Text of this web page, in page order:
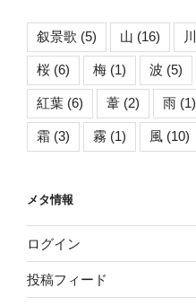
叙景歌 (5) 山 (16) 川
桜 (6) 梅 (1) 波 (5)
紅葉 (6) 葦 (2) 雨 (1)
霜 (3) 霧 (1) 風 (10)
メタ情報
ログイン
投稿フィード